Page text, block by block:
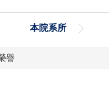
本院系所
譽